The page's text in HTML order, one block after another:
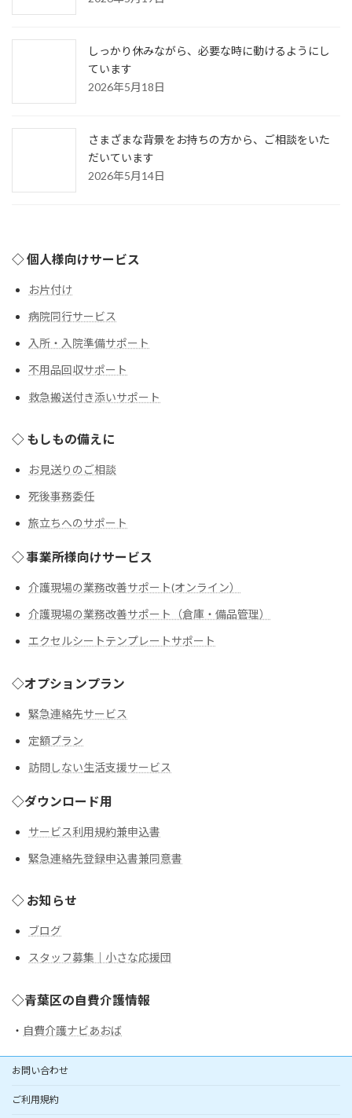
しっかり休みながら、必要な時に動けるようにし
ています
2026年5月18日
さまざまな背景をお持ちの方から、ご相談をいた
だいています
2026年5月14日
◇ 個人様向けサービス
お片付け
病院同行サービス
入所・入院準備サポート
不用品回収サポート
救急搬送付き添いサポート
◇ もしもの備えに
お見送りのご相談
死後事務委任
旅立ちへのサポート
◇ 事業所様向けサービス
介護現場の業務改善サポート(オンライン）
介護現場の業務改善サポート（倉庫・備品管理）
エクセルシートテンプレートサポート
◇オプションプラン
緊急連絡先サービス
定額プラン
訪問しない生活支援サービス
◇ダウンロード用
サービス利用規約兼申込書
緊急連絡先登録申込書兼同意書
◇ お知らせ
ブログ
スタッフ募集｜小さな応援団
◇青葉区の自費介護情報
・ 自費介護ナビあおば
お問い合わせ
ご利用規約